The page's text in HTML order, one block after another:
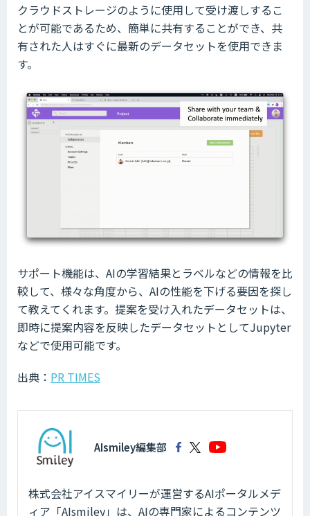
クラウドストレージのように使用して受け渡しするこ
とが可能であるため、簡単に共有することができ、共
有された人はすぐに最新のデータセットを使用できま
す。
サポート機能は、AIの学習結果とラベルなどの情報を比
較して、様々な角度から、AIの性能を下げる要因を探し
て教えてくれます。提案を受け入れたデータセットは、
即時に提案内容を反映したデータセットとしてJupyter
などで使用可能です。
出典： PR TIMES
AIsmiley編集部
株式会社アイスマイリーが運営するAIポータルメデ
ィア「AIsmiley」は、AIの専門家によるコンテンツ